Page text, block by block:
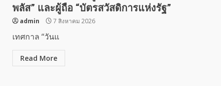
พลัส” และผู้ถือ “บัตรสวัสดิการแห่งรัฐ”
admin 7 สิงหาคม 2026
เทศกาล “วันแ
Read More